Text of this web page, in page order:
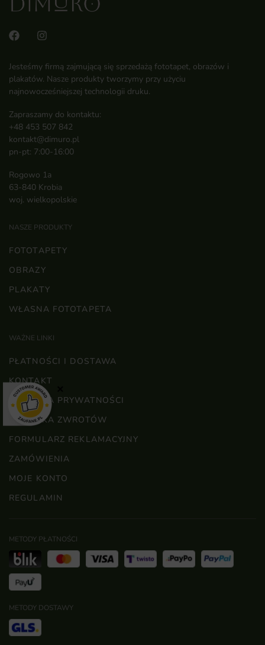
Jesteśmy firmą zajmującą się sprzedażą fototapet, obrazów i
plakatów. Nasze produkty tworzymy przy użyciu
najnowocześniejszej technologii druku.
Zapraszamy do kontaktu:
+48 453 507 842
kontakt@dimuro.pl
pn-pt: 7:00-16:00
Rogowo 1a
63-840 Krobia
woj. wielkopolskie
NASZE PRODUKTY
FOTOTAPETY
OBRAZY
PLAKATY
WŁASNA FOTOTAPETA
WAŻNE LINKI
PŁATNOŚCI I DOSTAWA
KONTAKT
POLITYKA PRYWATNOŚCI
POLITYKA ZWROTÓW
FORMULARZ REKLAMACYJNY
ZAMÓWIENIA
MOJE KONTO
REGULAMIN
METODY PŁATNOŚCI
METODY DOSTAWY